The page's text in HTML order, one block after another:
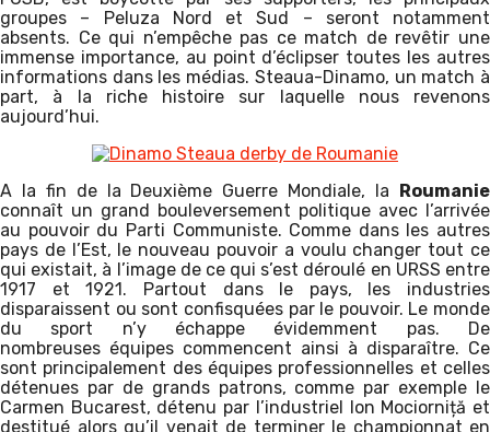
groupes – Peluza Nord et Sud – seront notamment
absents. Ce qui n’empêche pas ce match de revêtir une
immense importance, au point d’éclipser toutes les autres
informations dans les médias. Steaua-Dinamo, un match à
part, à la riche histoire sur laquelle nous revenons
aujourd’hui.
A la fin de la Deuxième Guerre Mondiale, la Roumanie
connaît un grand bouleversement politique avec l’arrivée
au pouvoir du Parti Communiste. Comme dans les autres
pays de l’Est, le nouveau pouvoir a voulu changer tout ce
qui existait, à l’image de ce qui s’est déroulé en URSS entre
1917 et 1921. Partout dans le pays, les industries
disparaissent ou sont confisquées par le pouvoir. Le monde
du sport n’y échappe évidemment pas. De
nombreuses équipes commencent ainsi à disparaître. Ce
sont principalement des équipes professionnelles et celles
détenues par de grands patrons, comme par exemple le
Carmen Bucarest, détenu par l’industriel Ion Mociorniță et
destitué alors qu’il venait de terminer le championnat en